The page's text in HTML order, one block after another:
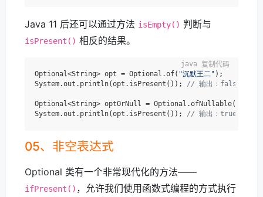
Java 11 后还可以通过方法 isEmpty() 判断与
isPresent() 相反的结果。
Optional<String> opt = Optional.of( "沉默王二" );
System.out.println(opt.isPresent()); // 输出：false
Optional<String> optOrNull = Optional.ofNullable(
System.out.println(opt.isPresent()); // 输出：true
复制代码
05、非空表达式
Optional 类有一个非常现代化的方法——
ifPresent() ，允许我们使用函数式编程的方式执行